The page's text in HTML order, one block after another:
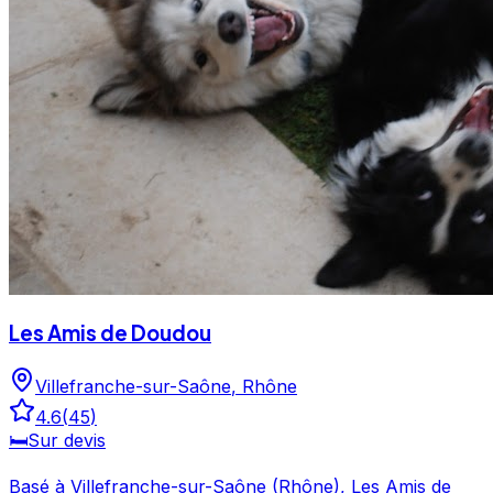
Les Amis de Doudou
Villefranche-sur-Saône, Rhône
4.6(45)
🛏️Sur devis
Basé à Villefranche-sur-Saône (Rhône), Les Amis de